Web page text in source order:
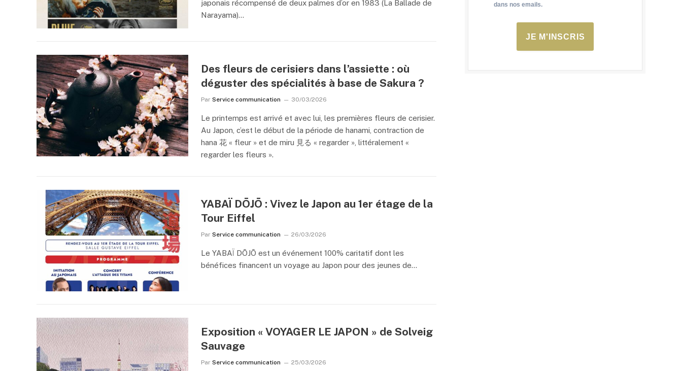
japonais récompensé de deux palmes d’or en 1983 (La Ballade de
Narayama)…
Des fleurs de cerisiers dans l’assiette : où
déguster des spécialités à base de Sakura ?
Par Service communication 30/03/2026
Le printemps est arrivé et avec lui, les premières fleurs de cerisier.
Au Japon, c’est le début de la période de hanami, contraction de
hana 花 « fleur » et de miru 見る « regarder », littéralement «
regarder les fleurs ».
YABAÏ DŌJŌ : Vivez le Japon au 1er étage de la
Tour Eiffel
Par Service communication 26/03/2026
Le YABAÏ DŌJŌ est un événement 100% caritatif dont les
bénéfices financent un voyage au Japon pour des jeunes de…
Exposition « VOYAGER LE JAPON » de Solveig
Sauvage
Par Service communication 25/03/2026
dans nos emails.
JE M'INSCRIS